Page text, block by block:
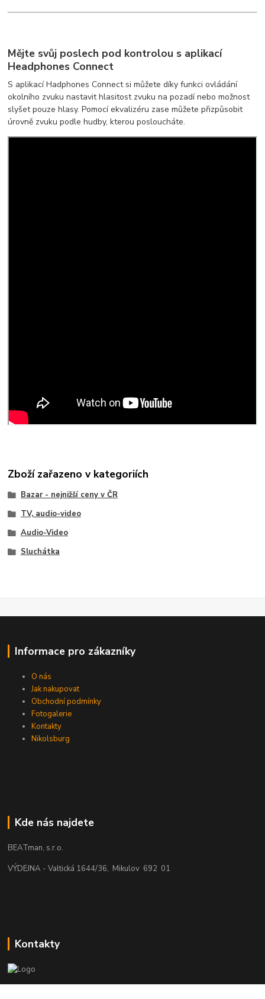
Mějte svůj poslech pod kontrolou s aplikací
Headphones Connect
S aplikací Hadphones Connect si můžete díky funkci ovládání
okolního zvuku nastavit hlasitost zvuku na pozadí nebo možnost
slyšet pouze hlasy. Pomocí ekvalizéru zase můžete přizpůsobit
úrovně zvuku podle hudby, kterou posloucháte.
Zboží zařazeno v kategoriích
Bazar - nejnižší ceny v ČR
TV, audio-video
Audio-Video
Sluchátka
Informace pro zákazníky
O nás
Jak nakupovat
Obchodní podmínky
Fotogalerie
Kontakty
Nikolsburg
Kde nás najdete
BEATman, s.r.o.
VÝDEJNA - Valtická 1644/36, Mikulov 692 01
Kontakty